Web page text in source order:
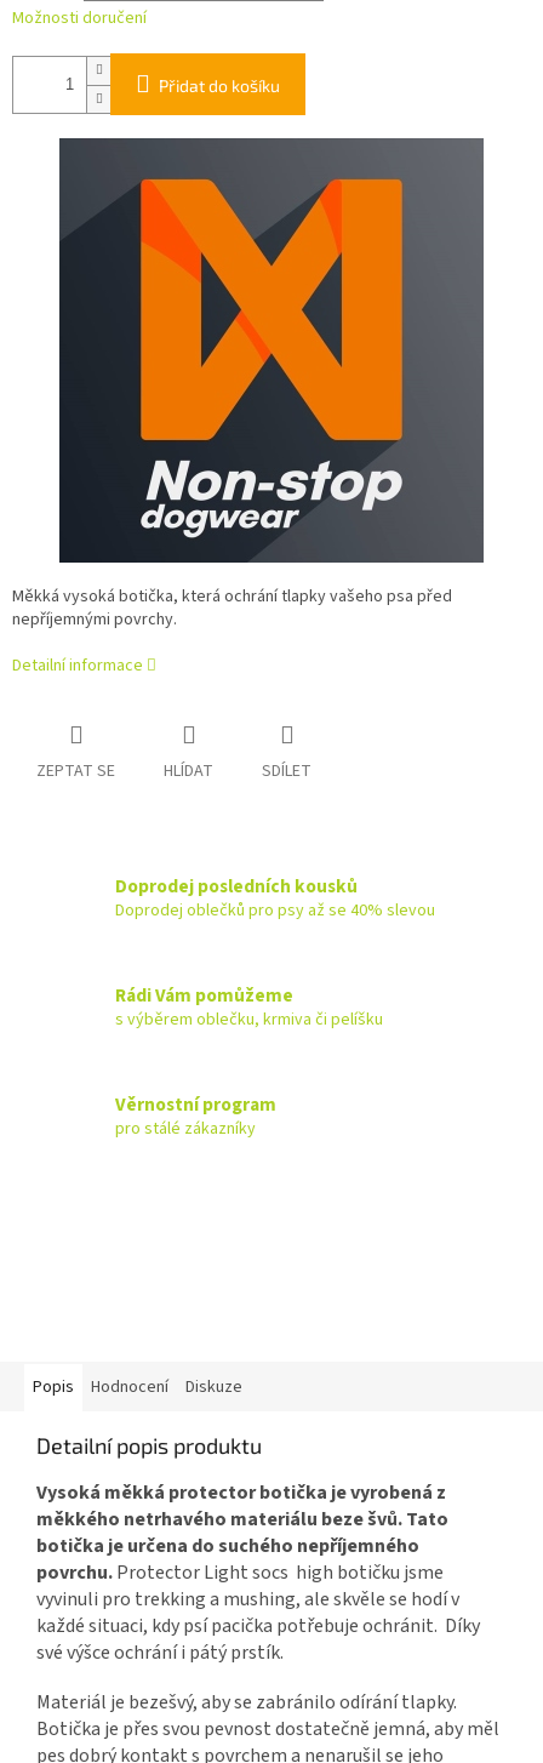
Možnosti doručení
Přidat do košíku
Měkká vysoká botička, která ochrání tlapky vašeho psa před
nepříjemnými povrchy.
Detailní informace
ZEPTAT SE HLÍDAT SDÍLET
Doprodej posledních kousků
Doprodej oblečků pro psy až se 40% slevou
Rádi Vám pomůžeme
s výběrem oblečku, krmiva či pelíšku
Věrnostní program
pro stálé zákazníky
Popis Hodnocení Diskuze
Detailní popis produktu
Vysoká měkká protector botička je vyrobená z
měkkého netrhavého materiálu beze švů. Tato
botička je určena do suchého nepříjemného
povrchu.Protector Light socs high botičku jsme
vyvinuli pro trekking a mushing, ale skvěle se hodí v
každé situaci, kdy psí pacička potřebuje ochránit. Díky
své výšce ochrání i pátý prstík.
Materiál je bezešvý, aby se zabránilo odírání tlapky.
Botička je přes svou pevnost dostatečně jemná, aby měl
pes dobrý kontakt s povrchem a nenarušil se jeho